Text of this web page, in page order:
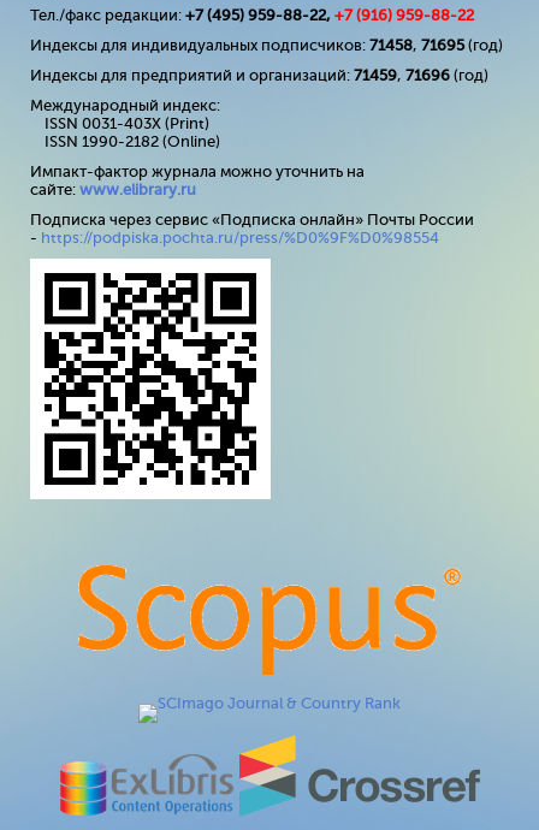
Тел./факс редакции: +7 (495) 959-88-22, +7 (916) 959-88-22
Индексы для индивидуальных подписчиков: 71458, 71695(год)
Индексы для предприятий и организаций: 71459, 71696 (год)
Международный индекс:
ISSN 0031-403X (Print)
ISSN 1990-2182 (Online)
Импакт-фактор журнала можно уточнить на
сайте: www.elibrary.ru
Подписка через сервис «Подписка онлайн» Почты России
- https://podpiska.pochta.ru/press/%D0%9F%D0%98554